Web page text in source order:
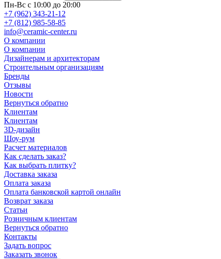
Пн-Вс с 10:00 до 20:00
+7 (962) 343-21-12
+7 (812) 985-58-85
info@ceramic-center.ru
О компании
О компании
Дизайнерам и архитекторам
Строительным организациям
Бренды
Отзывы
Новости
Вернуться обратно
Клиентам
Клиентам
3D-дизайн
Шоу-рум
Расчет материалов
Как сделать заказ?
Как выбрать плитку?
Доставка заказа
Оплата заказа
Оплата банковской картой онлайн
Возврат заказа
Статьи
Розничным клиентам
Вернуться обратно
Контакты
Задать вопрос
Заказать звонок